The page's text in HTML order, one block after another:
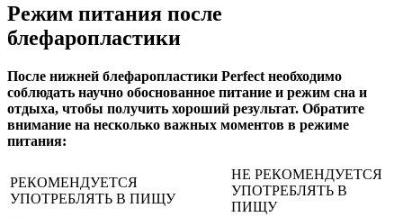
Режим питания после
блефаропластики
После нижней блефаропластики Perfect необходимо
соблюдать научно обоснованное питание и режим сна и
отдыха, чтобы получить хороший результат. Обратите
внимание на несколько важных моментов в режиме
питания:
РЕКОМЕНДУЕТСЯ
УПОТРЕБЛЯТЬ В ПИЩУ
НЕ РЕКОМЕНДУЕТСЯ
УПОТРЕБЛЯТЬ В
ПИЩУ